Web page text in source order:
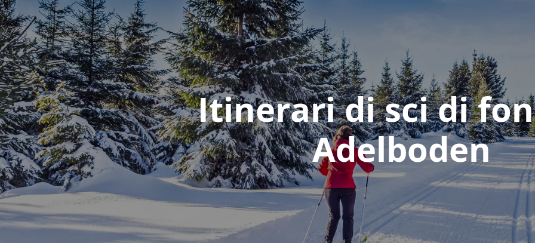
Itinerari di sci di
Adelboden